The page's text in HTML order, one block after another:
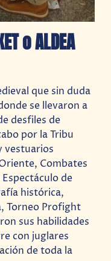
o ALDEA
que sin duda
se llevaron a
desfiles de
por la Tribu
vestuarios
Combates
de
histórica,
Torneo Profight
sus habilidades
con juglares
de toda la